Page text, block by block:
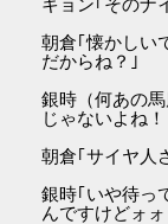
朝倉｢懐かしい
だからね？｣
銀時（何あの
じゃないよね！
朝倉｢サイヤ人
銀時｢いや待っ
んですけどォ